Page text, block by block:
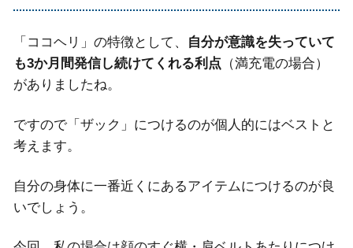
「ココヘリ」の特徴として、
自分が意識を失っていて
も3か月間発信し続けてくれる利点 （満充電の場合）
がありましたね。
ですので「ザック」につけるのが個人的にはベストと
考えます。
自分の身体に一番近くにあるアイテムにつけるのが良
いでしょう。